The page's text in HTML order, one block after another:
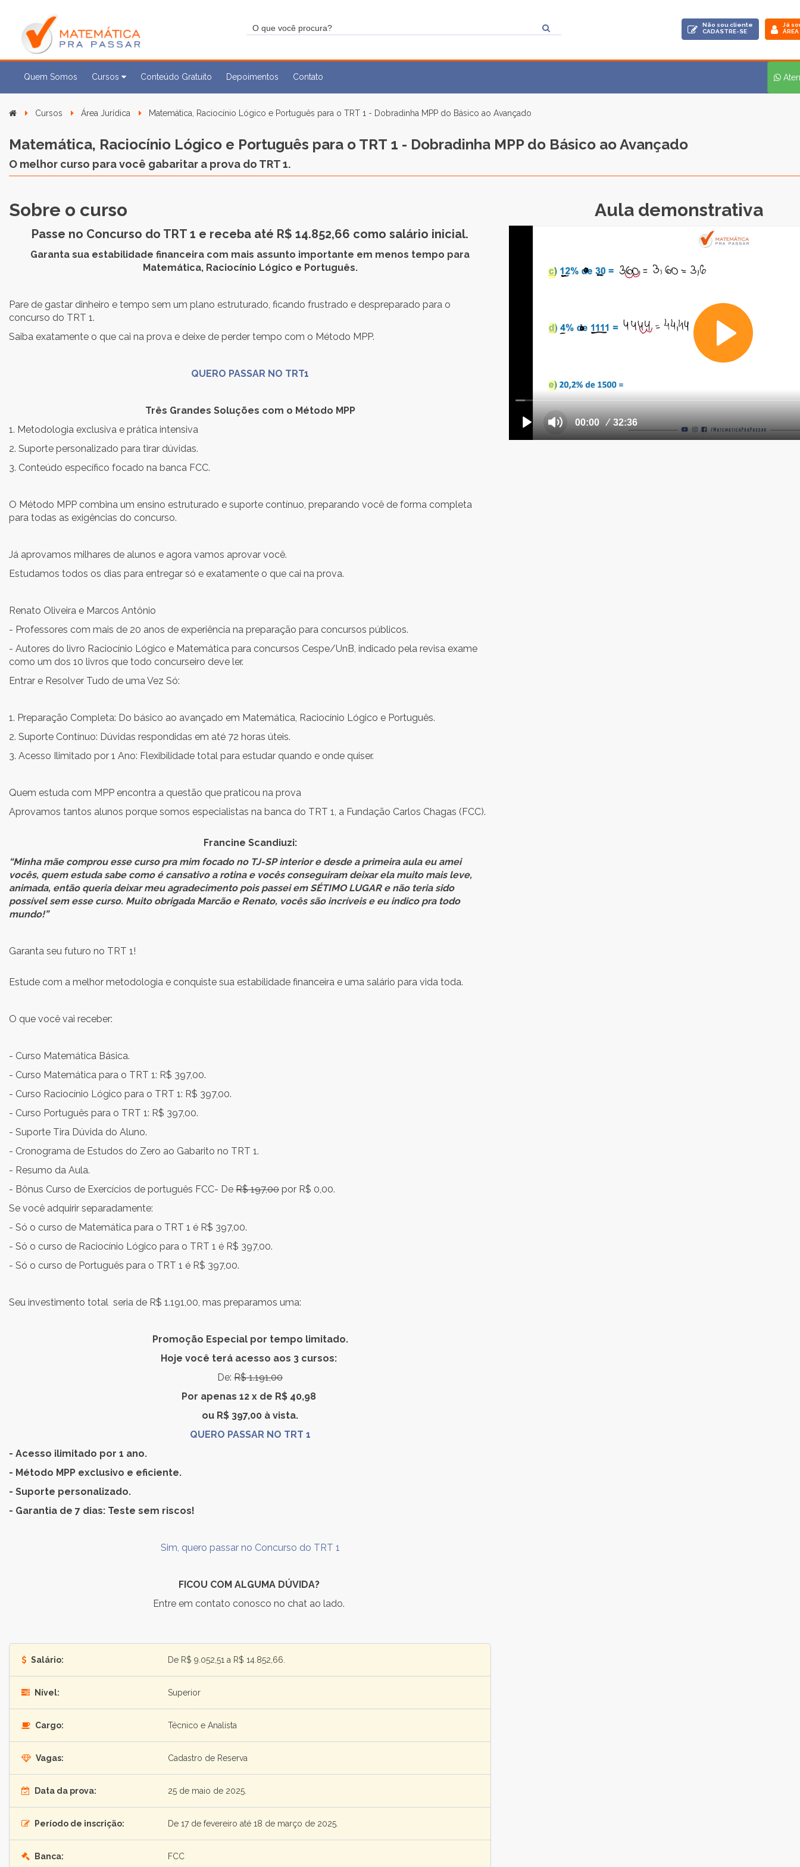
Não sou cliente
CADASTRE-SE
Já
Quem Somos Cursos Conteúdo Gratuito Depoimentos Contato
Cursos Área Jurídica Matemática, Raciocínio Lógico e Português para o TRT 1 - Dobradinha MPP do Básico ao Avançado
Matemática, Raciocínio Lógico e Português para o TRT 1 - Dobradinha MPP do Básico ao Avançado
O melhor curso para você gabaritar a prova do TRT 1.
Sobre o curso
Passe no Concurso do TRT 1 e receba até R$ 14.852,66 como salário inicial.
Garanta sua estabilidade financeira com mais assunto importante em menos tempo para
Matemática, Raciocínio Lógico e Português.
Pare de gastar dinheiro e tempo sem um plano estruturado, ficando frustrado e despreparado para o
concurso do TRT 1.
Saiba exatamente o que cai na prova e deixe de perder tempo com o Método MPP.
QUERO PASSAR NO TRT1
Três Grandes Soluções com o Método MPP
1. Metodologia exclusiva e prática intensiva
2. Suporte personalizado para tirar dúvidas.
3. Conteúdo específico focado na banca FCC.
O Método MPP combina um ensino estruturado e suporte contínuo, preparando você de forma completa
para todas as exigências do concurso.
Já aprovamos milhares de alunos e agora vamos aprovar você.
Estudamos todos os dias para entregar só e exatamente o que cai na prova.
Renato Oliveira e Marcos Antônio
- Professores com mais de 20 anos de experiência na preparação para concursos públicos.
- Autores do livro Raciocínio Lógico e Matemática para concursos Cespe/UnB, indicado pela revisa exame
como um dos 10 livros que todo concurseiro deve ler.
Entrar e Resolver Tudo de uma Vez Só:
1. Preparação Completa: Do básico ao avançado em Matemática, Raciocínio Lógico e Português.
2. Suporte Contínuo: Dúvidas respondidas em até 72 horas úteis.
3. Acesso Ilimitado por 1 Ano: Flexibilidade total para estudar quando e onde quiser.
Quem estuda com MPP encontra a questão que praticou na prova
Aprovamos tantos alunos porque somos especialistas na banca do TRT 1, a Fundação Carlos Chagas (FCC).
Francine Scandiuzi:
“Minha mãe comprou esse curso pra mim focado no TJ-SP interior e desde a primeira aula eu amei
vocês, quem estuda sabe como é cansativo a rotina e vocês conseguiram deixar ela muito mais leve,
animada, então queria deixar meu agradecimento pois passei em SÉTIMO LUGAR e não teria sido
possível sem esse curso. Muito obrigada Marcão e Renato, vocês são incríveis e eu indico pra todo
mundo!”
Garanta seu futuro no TRT 1!
Estude com a melhor metodologia e conquiste sua estabilidade financeira e uma salário para vida toda.
O que você vai receber:
- Curso Matemática Básica.
- Curso Matemática para o TRT 1: R$ 397,00.
- Curso Raciocínio Lógico para o TRT 1: R$ 397,00.
- Curso Português para o TRT 1: R$ 397,00.
- Suporte Tira Dúvida do Aluno.
- Cronograma de Estudos do Zero ao Gabarito no TRT 1.
- Resumo da Aula.
- Bônus Curso de Exercícios de português FCC- De R$ 197,00 por R$ 0,00.
Se você adquirir separadamente:
- Só o curso de Matemática para o TRT 1 é R$ 397,00.
- Só o curso de Raciocínio Lógico para o TRT 1 é R$ 397,00.
- Só o curso de Português para o TRT 1 é R$ 397,00.
Seu investimento total seria de R$ 1.191,00, mas preparamos uma:
Promoção Especial por tempo limitado.
Hoje você terá acesso aos 3 cursos:
De: R$ 1.191,00
Por apenas 12 x de R$ 40,98
ou R$ 397,00 à vista.
QUERO PASSAR NO TRT 1
- Acesso ilimitado por 1 ano.
- Método MPP exclusivo e eficiente.
- Suporte personalizado.
- Garantia de 7 dias: Teste sem riscos!
Sim, quero passar no Concurso do TRT 1
FICOU COM ALGUMA DÚVIDA?
Entre em contato conosco no chat ao lado.
Salário: De R$ 9.052,51 a R$ 14.852,66.
Nível: Superior
Cargo: Técnico e Analista
Vagas: Cadastro de Reserva
Data da prova: 25 de maio de 2025.
Período de inscrição: De 17 de fevereiro até 18 de março de 2025.
Banca: FCC
Aula demonstrativa